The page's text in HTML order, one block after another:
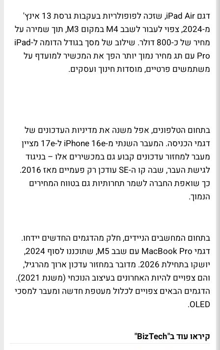
דגם iPad Air, שזכה לפופולריות בעקבות גרסת 13 אינץ'
מ-2024, צפוי לעבור לשבב M4 במקום M3, תוך שמירה על
מחיר של כ-800 דולר. שילוב של מסך בגודל הדומה ל-iPad
Pro עם תג מחיר נמוך יותר הפך את המכשיר למועדף על
משתמשים פרטיים, מוסדות חינוך ועסקים.
בתחום הטלפונים, אפל משנה את מדיניות העדכונים של
דגמי הכניסה. המעבר השנתי מ-iPhone 16e ל-17e מציין
מעבר למחזור עדכונים קבוע גם במכשירים אלו – בניגוד
לגישת העבר, שבה קו ה-SE עודכן רק פעמיים מאז 2016.
כך שואפת החברה לשמר תחרותיות גם בטווח המחירים
הנמוך.
בתחום המחשבים הניידים, חלק מהדגמים החדשים יידחו.
דגמי MacBook Pro עם שבב M5, שתוכננו לסוף 2024,
יושקו בתחילת 2026. מדובר במחזור עדכון ארוך מהרגיל,
והם צפויים להיות האחרונים בעיצוב הנוכחי (משנת 2021).
הדגמים הבאים צפויים לכלול מעטפת חדשה ומעבר למסכי
OLED.
קיראו עוד ב"BizTech"